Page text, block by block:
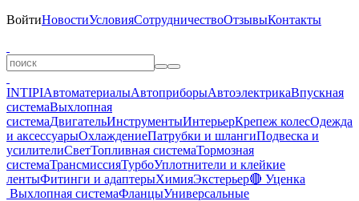
ВойтиНовостиУсловияСотрудничествоОтзывыКонтакты
INTIPIАвтоматериалыАвтоприборыАвтоэлектрикаВпускная
системаВыхлопная
системаДвигательИнструментыИнтерьерКрепеж колесОдежда
и аксессуарыОхлаждениеПатрубки и шлангиПодвеска и
усилителиСветТопливная системаТормозная
системаТрансмиссияТурбоУплотнители и клейкие
лентыФитинги и адаптерыХимияЭкстерьер🔴 Уценка
Выхлопная системаФланцыУниверсальные